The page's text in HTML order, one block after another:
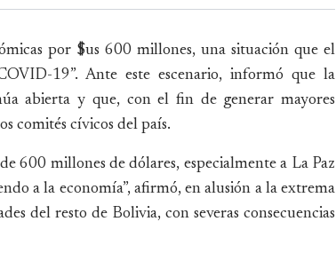
por $us 600 millones, una situación que el
19”. Ante este escenario, informó que la
abierta y que, con el fin de generar mayores
comités cívicos del país.
600 millones de dólares, especialmente a La Paz
a la economía”, afirmó, en alusión a la extrema
del resto de Bolivia, con severas consecuencias